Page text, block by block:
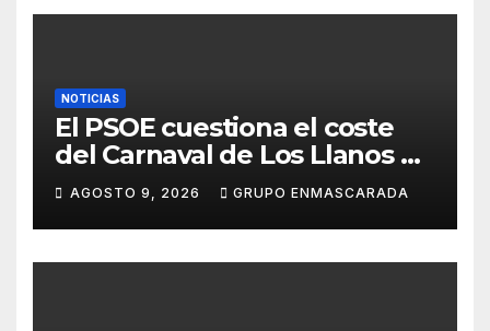
NOTICIAS
El PSOE cuestiona el coste
del Carnaval de Los Llanos de
Aridane y reclama mayor
control del gasto municipal
AGOSTO 9, 2026 GRUPO ENMASCARADA